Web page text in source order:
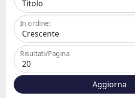
In ordine:
Risultati/Pagina